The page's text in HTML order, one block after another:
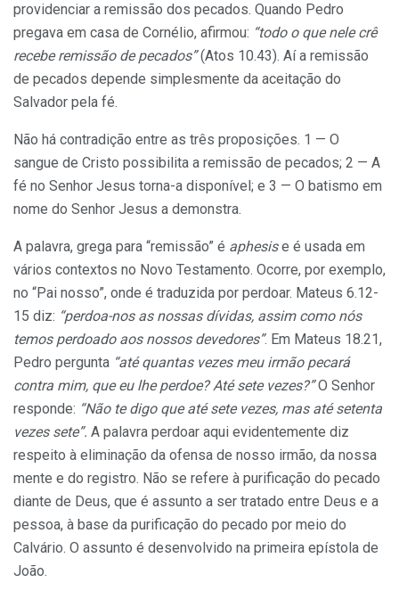
providenciar a remissão dos pecados. Quando Pedro
pregava em casa de Cornélio, afirmou: “todo o quenelecrê
recebe remissão de pecados”(Atos 10.43). Aí a remissão
de pecados depende simplesmente da aceitação do
Salvador pela fé.
Não há contradição entre as três proposições. 1 — O
sangue de Cristo possibilita a remissão de pecados; 2 — A
fé no Senhor Jesus torna-a disponível; e 3 — O batismo em
nome do Senhor Jesus a demonstra.
A palavra, grega para “remissão” é aphesise é usada em
vários contextos no Novo Testamento. Ocorre, por exemplo,
no “Pai nosso”, onde é traduzida por perdoar. Mateus 6.12-
15 diz: “perdoa-nos as nossas dívidas, assim como nós
temos perdoado aos nossos devedores”. Em Mateus 18.21,
Pedro pergunta “até quantas vezes meu irmão pecará
contra mim, que eu lhe perdoe? Até sete vezes?”O Senhor
responde: “Não te digo que até sete vezes, mas até setenta
vezes sete”. A palavra perdoar aqui evidentemente diz
respeito à eliminação da ofensa de nosso irmão, da nossa
mente e do registro. Não se refere à purificação do pecado
diante de Deus, que é assunto a ser tratado entre Deus e a
pessoa, à base da purificação do pecado por meio do
Calvário. O assunto é desenvolvido na primeira epístola de
João.